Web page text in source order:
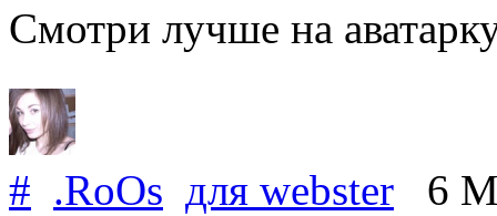
Смотри лучше на
# .RoOs для webster 6